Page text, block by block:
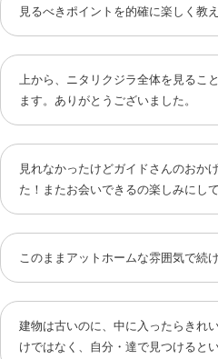
見るべきポイントを的確に楽しく教
上から、ニタリクジラ全体を見るこ
ます。ありがとうございました。
見れなかったけどガイドさんのおか
た！またお会いできるの楽しみにし
このままアットホームな雰囲気で続
建物は古いのに、中に入ったらきれ
けではなく、自分・達で見つけると